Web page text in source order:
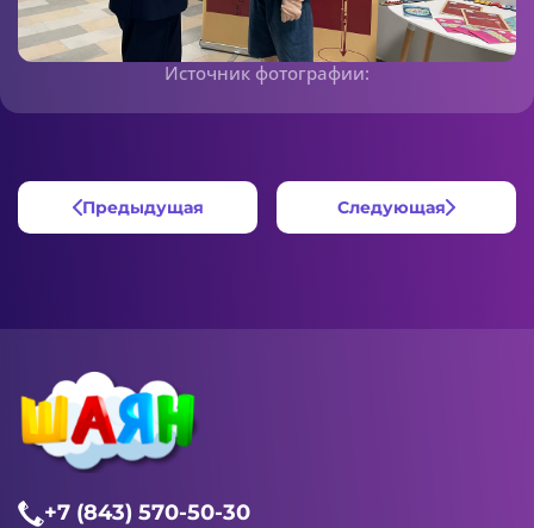
Источник фотографии:
Предыдущая Следующая
+7 (843) 570-50-30